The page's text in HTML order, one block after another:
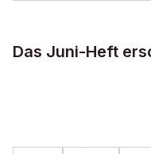
Das Juni-Heft